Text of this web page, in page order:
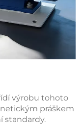
výrobu tohoto
práškem
standardy.